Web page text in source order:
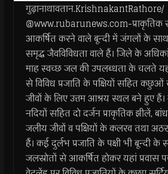
गुढ़ानाथावतान.KrishnakantRathore/
@www.rubarunews.com-प्राकृतिक
आकर्षित करने वाले बून्दी में जंगलों के
समृद्ध जैवविविधता वाले हैं। जिले के
माह स्वच्छ जल की उपलब्धता के चलते
से विविध प्रजाति के पक्षियों सहित
जीवों के लिए उत्तम आश्रय स्थल बने हुए हैं।
नदियों सहित दो दर्जन प्राकृतिक झीलें,
जलीय जीवों व पक्षियों के कलरव तथा
हैं। कई दुर्लभ प्रजाति के पक्षी भी बून्दी
जलस्रोतों से आकर्षित होकर यहां